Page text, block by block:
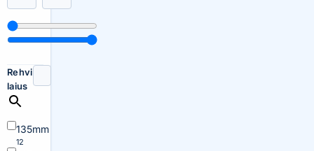
Rehvi
laius
135mm
12